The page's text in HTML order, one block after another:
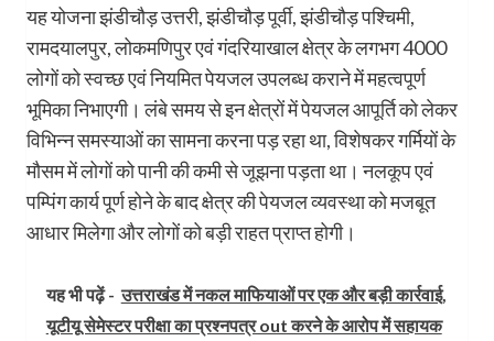
यह योजना झंडीचौड़ उत्तरी, झंडीचौड़ पूर्वी, झंडीचौड़ पश्चिमी,
रामदयालपुर, लोकमणिपुर एवं गंदरियाखाल क्षेत्र के लगभग 4000
लोगों को स्वच्छ एवं नियमित पेयजल उपलब्ध कराने में महत्वपूर्ण
भूमिका निभाएगी। लंबे समय से इन क्षेत्रों में पेयजल आपूर्ति को लेकर
विभिन्न समस्याओं का सामना करना पड़ रहा था, विशेषकर गर्मियों के
मौसम में लोगों को पानी की कमी से जूझना पड़ता था। नलकूप एवं
पम्पिंग कार्य पूर्ण होने के बाद क्षेत्र की पेयजल व्यवस्था को मजबूत
आधार मिलेगा और लोगों को बड़ी राहत प्राप्त होगी।
यह भी पढ़ें - उत्तराखंड में नकल माफियाओं पर एक और बड़ी कार्रवाई,
यूटीयू सेमेस्टर परीक्षा का प्रश्नपत्र out करने के आरोप में सहायक